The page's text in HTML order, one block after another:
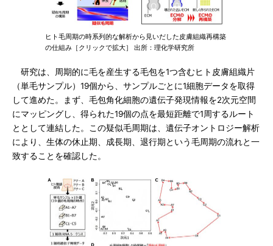
ヒト毛周期の時系列的な解析から見いだした皮膚組織再構築
の仕組み［クリックで拡大］ 出所：理化学研究所
研究は、周期的に毛を産生する毛包を1つ含むヒト皮膚組織片
（単毛サンプル）19個から、サンプルごとに1細胞データを取得
して進めた。まず、毛包角化細胞の遺伝子発現情報を2次元空間
にマッピングし、得られた19個の点を最短距離で1周するルート
ととして連結した。この疑似毛周期は、遺伝子オントロジー解析
により、生体の休止期、成長期、退行期という毛周期の流れと一
致することを確認した。